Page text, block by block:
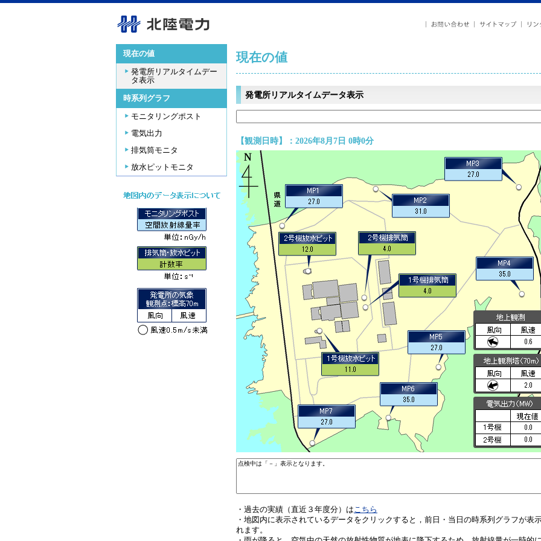
現在の値
発電所リアルタイムデー
タ表示
時系列グラフ
モニタリングポスト
電気出力
排気筒モニタ
放水ピットモニタ
現在の値
発電所リアルタイムデータ表示
【観測日時】：2026年8月7日 0時0分
・過去の実績（直近３年度分）はこちら
・地図内に表示されているデータをクリックすると，前日・当日の時系列グラフが表
れます。